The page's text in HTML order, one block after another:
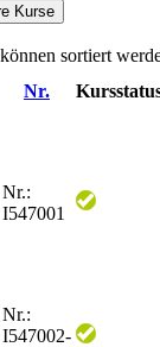
Kurse
sortiert
Nr.
Nr.:
I547001
Nr.:
I547002-